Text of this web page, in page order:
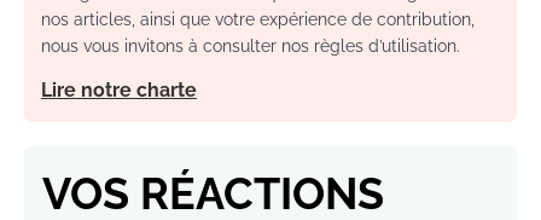
nos articles, ainsi que votre expérience de contribution,
nous vous invitons à consulter nos règles d’utilisation.
Lire notre charte
VOS RÉACTIONS